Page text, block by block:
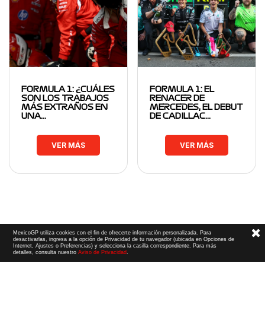
FORMULA 1: ¿CUÁLES
SON LOS TRABAJOS
MÁS EXTRAÑOS EN
UNA…
VER MÁS
FORMULA 1: EL
RENACER DE
MERCEDES, EL DEBUT
DE CADILLAC…
VER MÁS
MexicoGP utiliza cookies con el fin de ofrecerte información personalizada. Para
desactivarlas, ingresa a la opción de Privacidad de tu navegador (ubicada en Opciones de
Internet, Ajustes o Preferencias) y selecciona la casilla correspondiente. Para más
detalles, consulta nuestroAviso de Privacidad.